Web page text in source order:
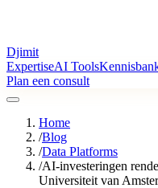
Djimit
ExpertiseAI Tools
Plan een consult
Home
/Blog
/Data Platforms
/AI-investeringen
Universiteit van